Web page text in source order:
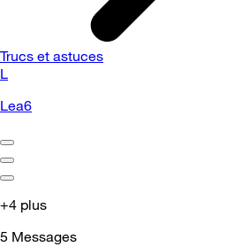
Trucs et astuces
L
Lea6
+4 plus
5 Messages